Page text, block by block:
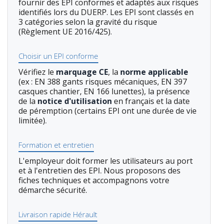
fournir des EPI conformes et adaptés aux risques
identifiés lors du DUERP. Les EPI sont classés en
3 catégories selon la gravité du risque
(Règlement UE 2016/425).
Choisir un EPI conforme
Vérifiez le marquage CE, la norme applicable
(ex : EN 388 gants risques mécaniques, EN 397
casques chantier, EN 166 lunettes), la présence
de la notice d'utilisation en français et la date
de péremption (certains EPI ont une durée de vie
limitée).
Formation et entretien
L'employeur doit former les utilisateurs au port
et à l'entretien des EPI. Nous proposons des
fiches techniques et accompagnons votre
démarche sécurité.
Livraison rapide Hérault